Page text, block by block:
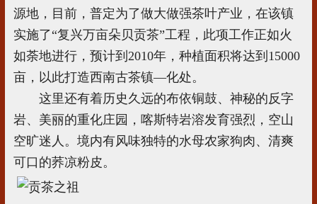
源地，目前，普定为了做大做强茶叶产业，在该镇
实施了“复兴万亩朵贝贡茶”工程，此项工作正如火
如荼地进行，预计到2010年，种植面积将达到15000
亩，以此打造西南古茶镇—化处。
这里还有着历史久远的布依铜鼓、神秘的反字
岩、美丽的重化庄园，喀斯特岩溶发育强烈，空山
空旷迷人。境内有风味独特的水母农家狗肉、清爽
可口的荞凉粉皮。